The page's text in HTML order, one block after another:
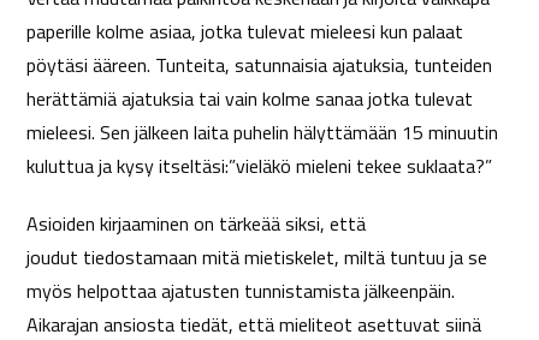
paperille kolme asiaa, jotka tulevat mieleesi kun palaat
pöytäsi ääreen. Tunteita, satunnaisia ajatuksia, tunteiden
herättämiä ajatuksia tai vain kolme sanaa jotka tulevat
mieleesi. Sen jälkeen laita puhelin hälyttämään 15 minuutin
kuluttua ja kysy itseltäsi:”vieläkö mieleni tekee suklaata?”
Asioiden kirjaaminen on tärkeää siksi, että
joudut tiedostamaan mitä mietiskelet, miltä tuntuu ja se
myös helpottaa ajatusten tunnistamista jälkeenpäin.
Aikarajan ansiosta tiedät, että mieliteot asettuvat siinä